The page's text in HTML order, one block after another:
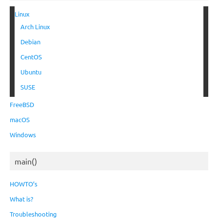
Linux
Arch Linux
Debian
CentOS
Ubuntu
SUSE
FreeBSD
macOS
Windows
main()
HOWTO’s
What is?
Troubleshooting